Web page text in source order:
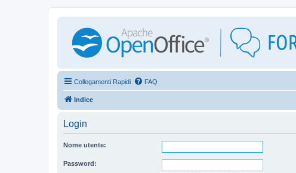
Collegamenti Rapidi FAQ
Indice
Login
Nome utente:
Password: